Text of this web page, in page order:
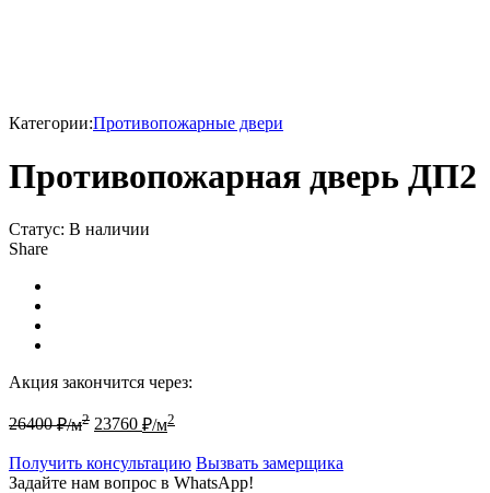
Категории:Противопожарные двери
Противопожарная дверь ДП2
Статус: В наличии
Share
Акция закончится через:
26400₽/м2 23760 ₽/м2
Получить консультацию Вызвать замерщика
Задайте нам вопрос в WhatsApp!